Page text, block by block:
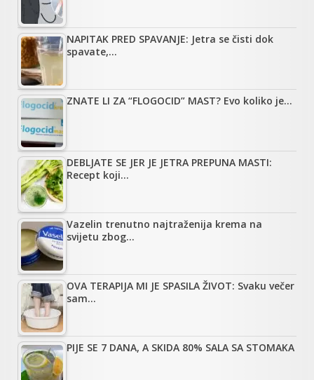
NAPITAK PRED SPAVANJE: Jetra se čisti dok
spavate,…
ZNATE LI ZA “FLOGOCID” MAST? Evo koliko je…
DEBLJATE SE JER JE JETRA PREPUNA MASTI:
Recept koji…
Vazelin trenutno najtraženija krema na
svijetu zbog…
OVA TERAPIJA MI JE SPASILA ŽIVOT: Svaku večer
sam…
PIJE SE 7 DANA, A SKIDA 80% SALA SA STOMAKA